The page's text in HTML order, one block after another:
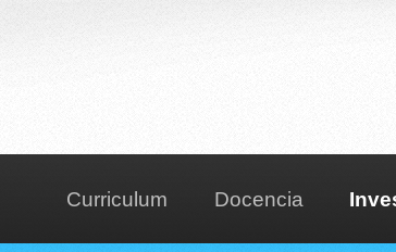
Curriculum Docencia